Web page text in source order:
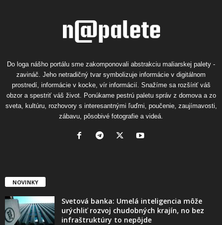
Do loga nášho portálu sme zakomponovali abstrakciu maliarskej palety -
zavináč. Jeho netradičný tvar symbolizuje informácie v digitálnom
prostredí, informácie v kocke, vír informácií. Snažíme sa rozšíriť váš
obzor a spestriť váš život. Ponúkame pestrú paletu správ z domova a zo
sveta, kultúru, rozhovory s interesantnými ľuďmi, poučenie, zaujímavosti,
zábavu, pôsobivé fotografie a videá.
NOVINKY
Svetová banka: Umelá inteligencia môže
urýchliť rozvoj chudobných krajín, no bez
infraštruktúry to nepôjde